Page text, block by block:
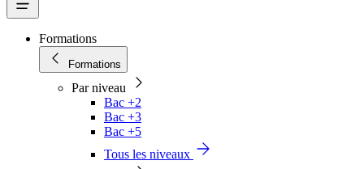
Formations
Formations
Par niveau
Bac +2
Bac +3
Bac +5
Tous les niveaux